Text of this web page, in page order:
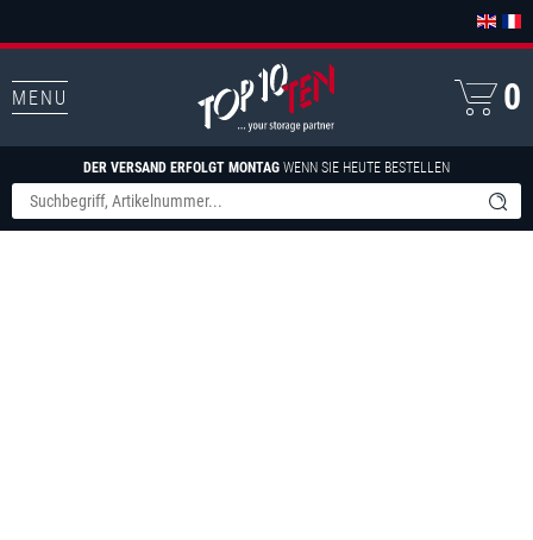
MENU
DER VERSAND ERFOLGT MONTAG WENN SIE HEUTE BESTELLEN
0